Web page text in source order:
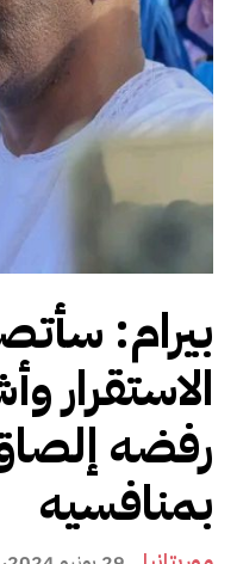
بيرام:
الاستقرار
رفضه
بمنافسيه